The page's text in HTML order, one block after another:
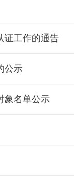
证工作的通告
公示
象名单公示